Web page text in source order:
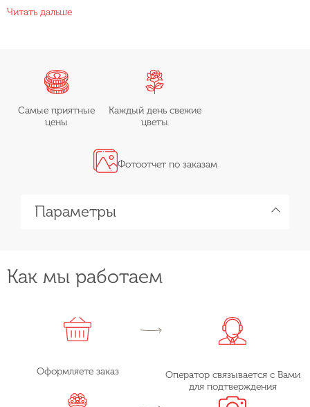
Читать дальше
Самые приятные
цены
Каждый день свежие
цветы
Фотоотчет по заказам
Параметры
Как мы работаем
Оформляете заказ
Оператор связывается с Вами
для подтверждения